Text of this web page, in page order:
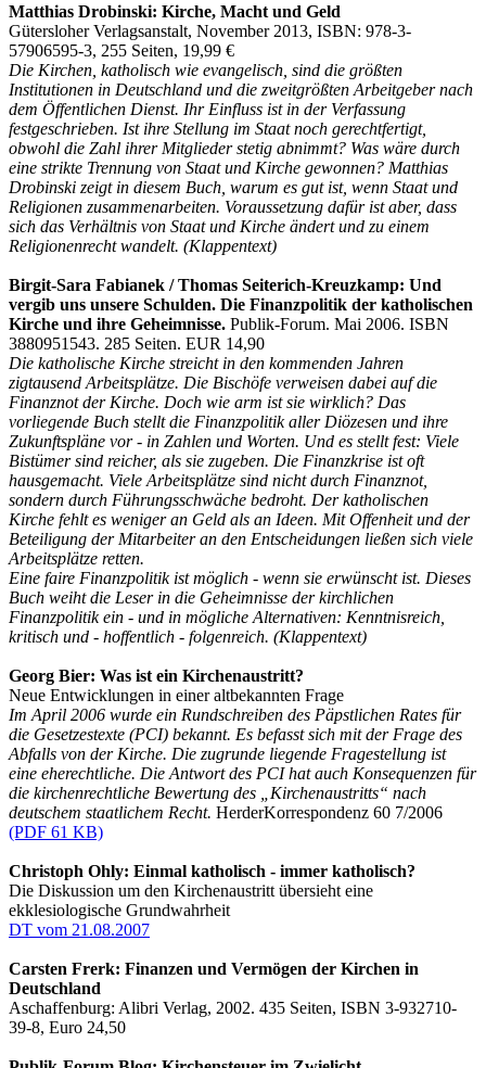
Matthias Drobinski: Kirche, Macht und Geld
Gütersloher Verlagsanstalt, November 2013, ISBN: 978-3-
57906595-3, 255 Seiten, 19,99 €
Die Kirchen, katholisch wie evangelisch, sind die größten
Institutionen in Deutschland und die zweitgrößten Arbeitgeber nach
dem Öffentlichen Dienst. Ihr Einfluss ist in der Verfassung
festgeschrieben. Ist ihre Stellung im Staat noch gerechtfertigt,
obwohl die Zahl ihrer Mitglieder stetig abnimmt? Was wäre durch
eine strikte Trennung von Staat und Kirche gewonnen? Matthias
Drobinski zeigt in diesem Buch, warum es gut ist, wenn Staat und
Religionen zusammenarbeiten. Voraussetzung dafür ist aber, dass
sich das Verhältnis von Staat und Kirche ändert und zu einem
Religionenrecht wandelt. (Klappentext)
Birgit-Sara Fabianek / Thomas Seiterich-Kreuzkamp: Und
vergib uns unsere Schulden. Die Finanzpolitik der katholischen
Kirche und ihre Geheimnisse. Publik-Forum. Mai 2006. ISBN
3880951543. 285 Seiten. EUR 14,90
Die katholische Kirche streicht in den kommenden Jahren
zigtausend Arbeitsplätze. Die Bischöfe verweisen dabei auf die
Finanznot der Kirche. Doch wie arm ist sie wirklich? Das
vorliegende Buch stellt die Finanzpolitik aller Diözesen und ihre
Zukunftspläne vor - in Zahlen und Worten. Und es stellt fest: Viele
Bistümer sind reicher, als sie zugeben. Die Finanzkrise ist oft
hausgemacht. Viele Arbeitsplätze sind nicht durch Finanznot,
sondern durch Führungsschwäche bedroht. Der katholischen
Kirche fehlt es weniger an Geld als an Ideen. Mit Offenheit und der
Beteiligung der Mitarbeiter an den Entscheidungen ließen sich viele
Arbeitsplätze retten.
Eine faire Finanzpolitik ist möglich - wenn sie erwünscht ist. Dieses
Buch weiht die Leser in die Geheimnisse der kirchlichen
Finanzpolitik ein - und in mögliche Alternativen: Kenntnisreich,
kritisch und - hoffentlich - folgenreich. (Klappentext)
Georg Bier: Was ist ein Kirchenaustritt?
Neue Entwicklungen in einer altbekannten Frage
Im April 2006 wurde ein Rundschreiben des Päpstlichen Rates für
die Gesetzestexte (PCI) bekannt. Es befasst sich mit der Frage des
Abfalls von der Kirche. Die zugrunde liegende Fragestellung ist
eine eherechtliche. Die Antwort des PCI hat auch Konsequenzen für
die kirchenrechtliche Bewertung des „Kirchenaustritts“ nach
deutschem staatlichem Recht. HerderKorrespondenz 60 7/2006
(PDF 61 KB)
Christoph Ohly: Einmal katholisch - immer katholisch?
Die Diskussion um den Kirchenaustritt übersieht eine
ekklesiologische Grundwahrheit
DT vom 21.08.2007
Carsten Frerk: Finanzen und Vermögen der Kirchen in
Deutschland
Aschaffenburg: Alibri Verlag, 2002. 435 Seiten, ISBN 3-932710-
39-8, Euro 24,50